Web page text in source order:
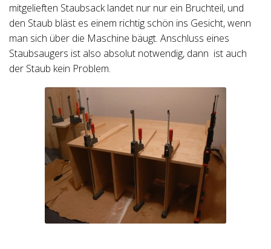
mitgelieften Staubsack landet nur nur ein Bruchteil, und
den Staub bläst es einem richtig schön ins Gesicht, wenn
man sich über die Maschine bäugt. Anschluss eines
Staubsaugers ist also absolut notwendig, dann ist auch
der Staub kein Problem.